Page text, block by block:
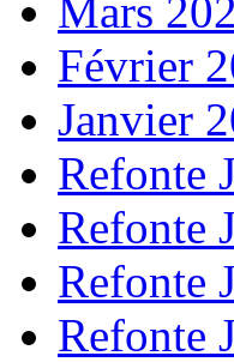
Mars
Février
Janvier
Refonte
Refonte
Refonte
Refonte